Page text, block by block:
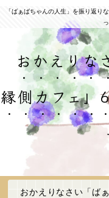
「ばぁばちゃんの人生」を振り返り
おかえりな
縁側カフェ」